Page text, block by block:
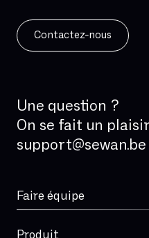
Gouvernance
Haute
IAD
IBPT
IPv4
IPv6
Contactez-nous
Une question ?
On se fait un
support@sewan.be
Faire équipe
Choisir Sewan
Produit